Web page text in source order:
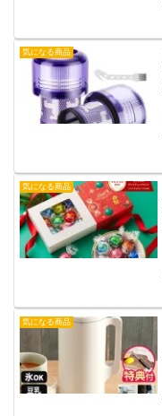
気になる商品
気になる商品
気になる商品